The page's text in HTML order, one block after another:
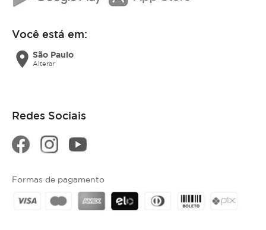
Você está em:
location_on São Paulo
Alterar
Redes Sociais
Formas de pagamento